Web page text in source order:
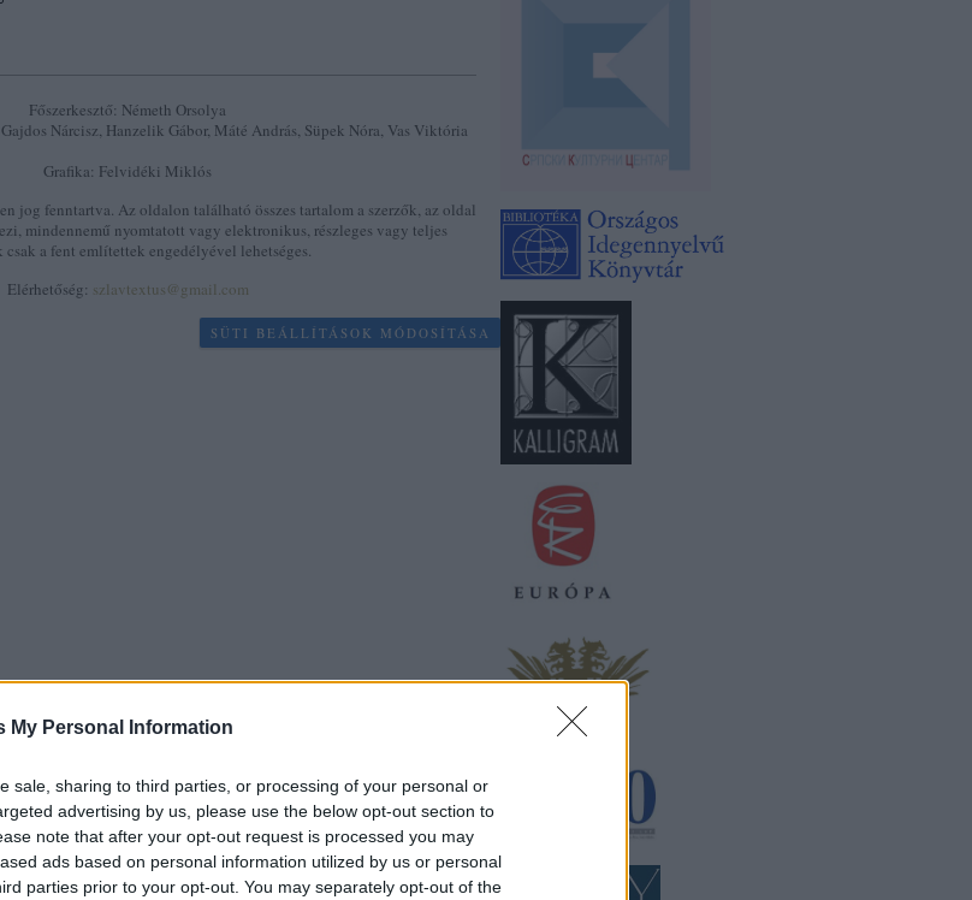
My Personal Information
sale, sharing to third parties, or processing of your personal or
advertising by us, please use the below opt-out section to
note that after your opt-out request is processed you may
ads based on personal information utilized by us or personal
parties prior to your opt-out. You may separately opt-out of the
Főszerkesztő: Németh Orsolya
Nárcisz, Hanzelik Gábor, Máté András, Süpek Nóra, Vas Viktória
Grafika: Felvidéki Miklós
jog fenntartva. Az oldalon található összes tartalom a szerzők, az oldal
mindennemű nyomtatott vagy elektronikus, részleges vagy teljes
csak a fent említettek engedélyével lehetséges.
Elérhetőség: szlavtextus@gmail.com
SÜTI BEÁLLÍTÁSOK MÓDOSÍTÁSA